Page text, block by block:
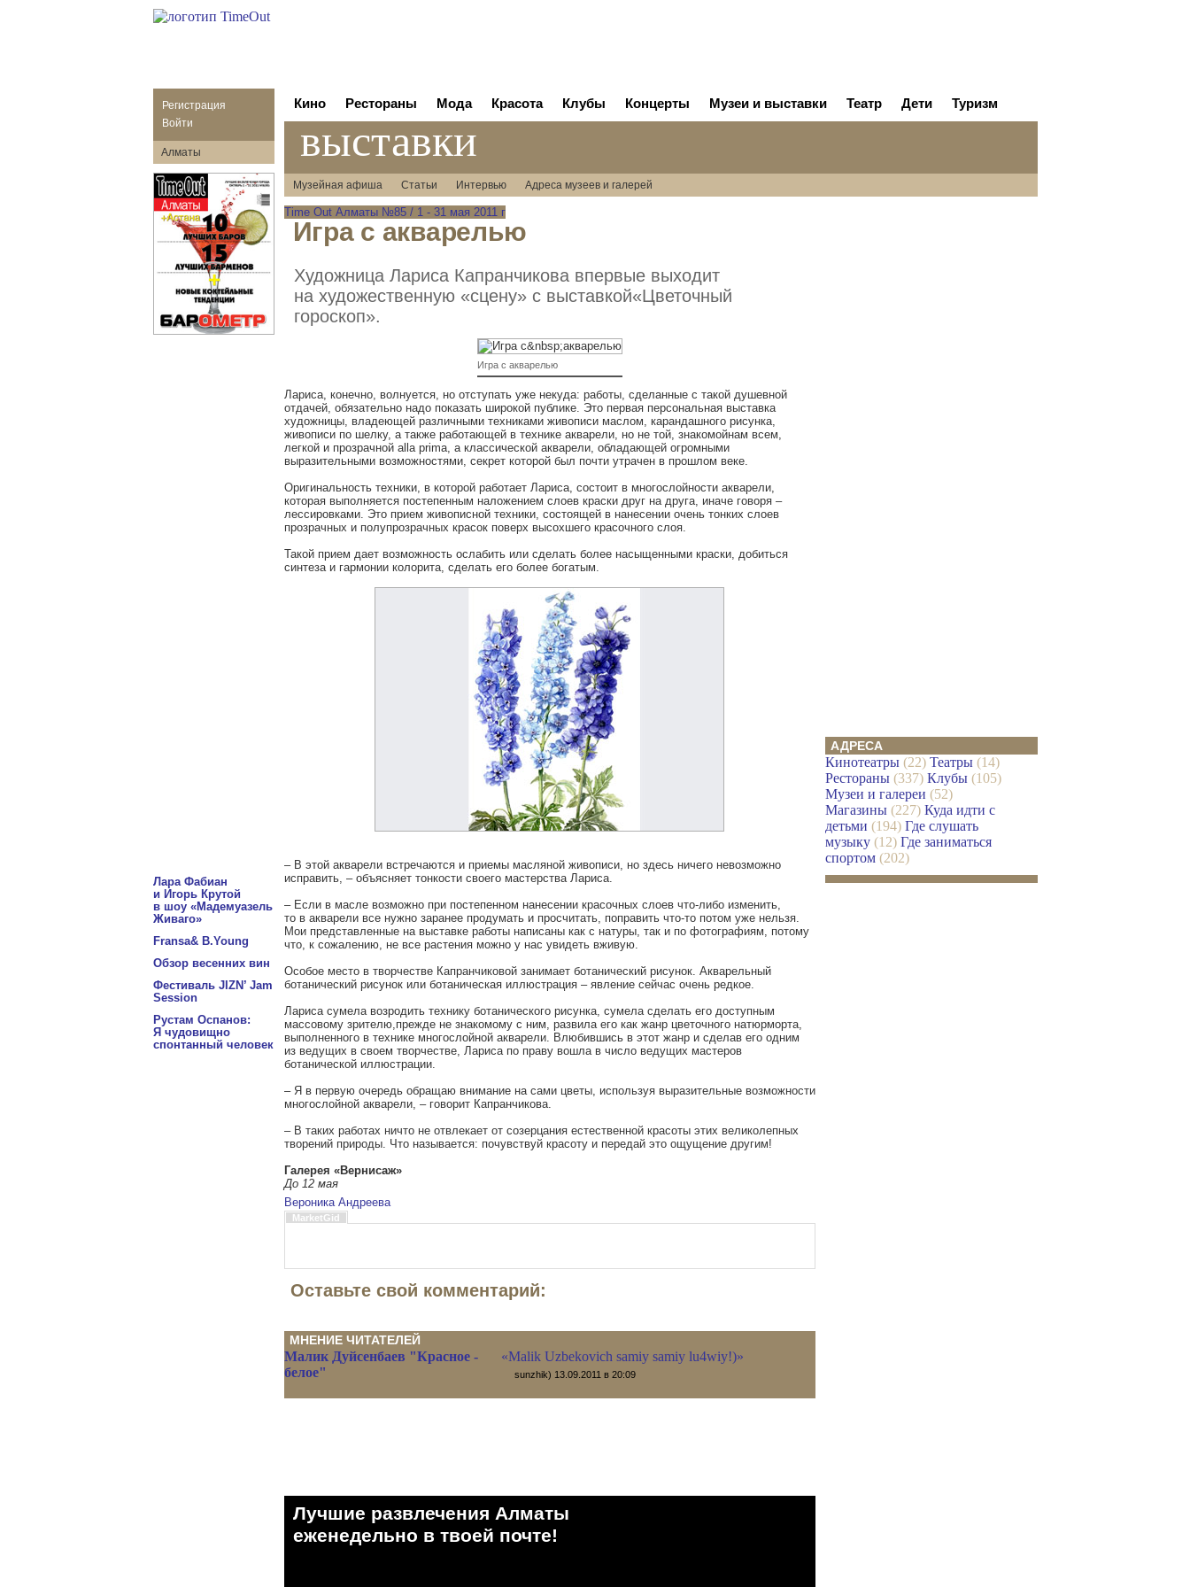
Регистрация
Войти
Алматы
Лара Фабиан
и Игорь Крутой
в шоу «Мадемуазель
Живаго»
Fransa& B.Young
Обзор весенних вин
Фестиваль JIZN’ Jam
Session
Рустам Оспанов:
Я чудовищно
спонтанный человек
Кино Рестораны Мода Красота Клубы Концерты Музеи и выставки Театр Дети Туризм
выставки
Музейная афиша Статьи Интервью Адреса музеев и галерей
Time Out Алматы №85 / 1 - 31 мая 2011 г
Игра с акварелью
Художница Лариса Капранчикова впервые выходит
на художественную «сцену» с выставкой«Цветочный
гороскоп».
Игра с акварелью
Лариса, конечно, волнуется, но отступать уже некуда: работы, сделанные с такой душевной
отдачей, обязательно надо показать широкой публике. Это первая персональная выставка
художницы, владеющей различными техниками живописи маслом, карандашного рисунка,
живописи по шелку, а также работающей в технике акварели, но не той, знакомойнам всем,
легкой и прозрачной alla prima, а классической акварели, обладающей огромными
выразительными возможностями, секрет которой был почти утрачен в прошлом веке.
Оригинальность техники, в которой работает Лариса, состоит в многослойности акварели,
которая выполняется постепенным наложением слоев краски друг на друга, иначе говоря –
лессировками. Это прием живописной техники, состоящей в нанесении очень тонких слоев
прозрачных и полупрозрачных красок поверх высохшего красочного слоя.
Такой прием дает возможность ослабить или сделать более насыщенными краски, добиться
синтеза и гармонии колорита, сделать его более богатым.
– В этой акварели встречаются и приемы масляной живописи, но здесь ничего невозможно
исправить, – объясняет тонкости своего мастерства Лариса.
– Если в масле возможно при постепенном нанесении красочных слоев что-либо изменить,
то в акварели все нужно заранее продумать и просчитать, поправить что-то потом уже нельзя.
Мои представленные на выставке работы написаны как с натуры, так и по фотографиям, потому
что, к сожалению, не все растения можно у нас увидеть вживую.
Особое место в творчестве Капранчиковой занимает ботанический рисунок. Акварельный
ботанический рисунок или ботаническая иллюстрация – явление сейчас очень редкое.
Лариса сумела возродить технику ботанического рисунка, сумела сделать его доступным
массовому зрителю,прежде не знакомому с ним, развила его как жанр цветочного натюрморта,
выполненного в технике многослойной акварели. Влюбившись в этот жанр и сделав его одним
из ведущих в своем творчестве, Лариса по праву вошла в число ведущих мастеров
ботанической иллюстрации.
– Я в первую очередь обращаю внимание на сами цветы, используя выразительные возможности
многослойной акварели, – говорит Капранчикова.
– В таких работах ничто не отвлекает от созерцания естественной красоты этих великолепных
творений природы. Что называется: почувствуй красоту и передай это ощущение другим!
Галерея «Вернисаж»
До 12 мая
Вероника Андреева
MarketGid
Оставьте свой комментарий:
МНЕНИЕ ЧИТАТЕЛЕЙ
Малик Дуйсенбаев "Красное -
белое"
«Malik Uzbekovich samiy samiy lu4wiy!)»
sunzhik) 13.09.2011 в 20:09
Лучшие развлечения Алматы
eженедельно в твоей почте!
АДРЕСА
Кинотеатры(22) Театры(14)
Рестораны(337) Клубы(105)
Музеи и галереи (52)
Магазины(227) Куда идти с
детьми (194) Где слушать
музыку(12) Где заниматься
спортом(202)